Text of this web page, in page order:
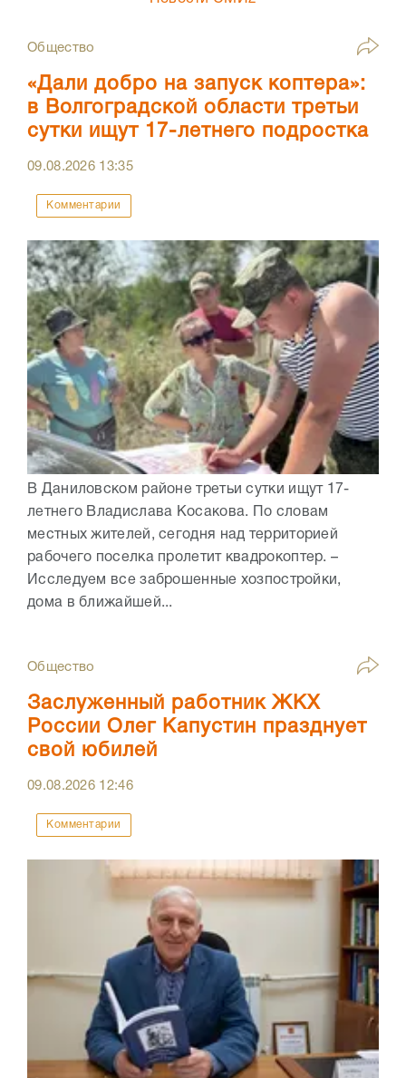
Общество
«Дали добро на запуск коптера»:
в Волгоградской области третьи
сутки ищут 17-летнего подростка
09.08.2026 13:35
Комментарии
В Даниловском районе третьи сутки ищут 17-
летнего Владислава Косакова. По словам
местных жителей, сегодня над территорией
рабочего поселка пролетит квадрокоптер. –
Исследуем все заброшенные хозпостройки,
дома в ближайшей...
Общество
Заслуженный работник ЖКХ
России Олег Капустин празднует
свой юбилей
09.08.2026 12:46
Комментарии